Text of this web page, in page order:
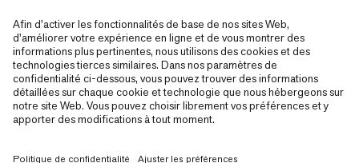
—
Sitemap
Cookies
Mentions Légales